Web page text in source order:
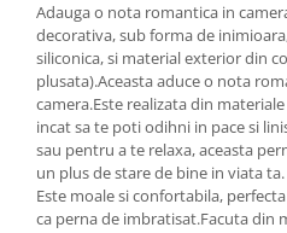
Adauga o nota romantica in
decorativa, sub forma de
siliconica, si material exterior din
plusata).Aceasta aduce o nota
camera.Este realizata din
incat sa te poti odihni in pace si
sau pentru a te relaxa, aceasta
un plus de stare de bine in viata ta.
Este moale si confortabila,
ca perna de imbratisat.Facuta din